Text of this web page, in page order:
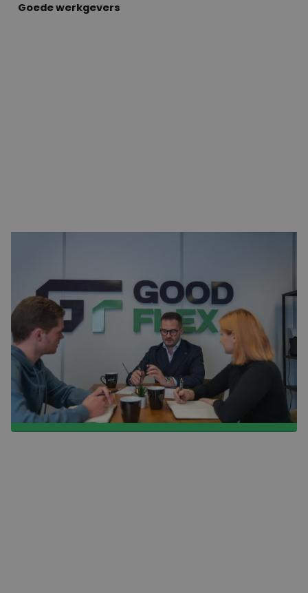
Goede werkgevers
Schiphol is een van de meest bruisende werkomgevingen
in Nederland, met een breed scala aan functies in
verschillende sectoren. Of je nu een logistiek medewerker
bent die graag aan de slag gaat in een warehouse of een
administratieve professional die de dagelijkse operaties wil
ondersteunen, bij
vind je de vacatures die bij jouw
profiel passen. Gebruik onze filters om snel en eenvoudig
de juiste functie te vinden.
BEKIJK ONZE VACATURES